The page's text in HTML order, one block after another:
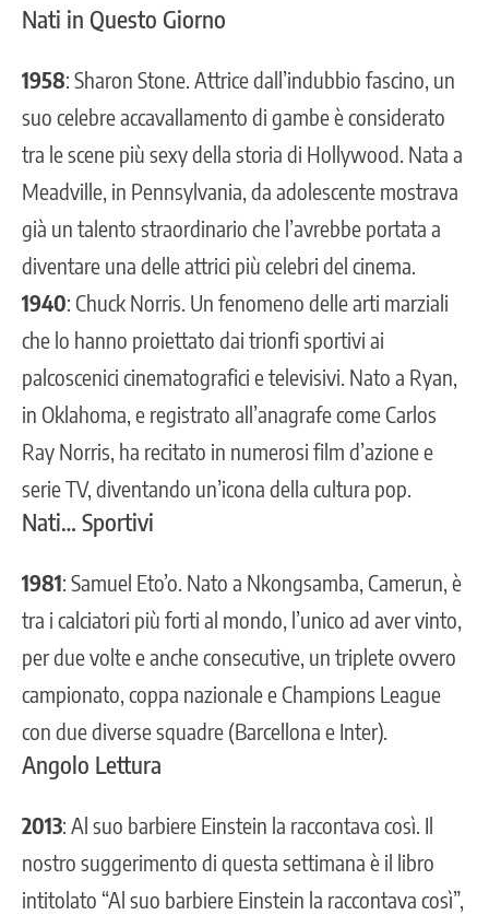
Nati in Questo Giorno
1958: Sharon Stone. Attrice dall’indubbio fascino, un
suo celebre accavallamento di gambe è considerato
tra le scene più sexy della storia di Hollywood. Nata a
Meadville, in Pennsylvania, da adolescente mostrava
già un talento straordinario che l’avrebbe portata a
diventare una delle attrici più celebri del cinema.
1940: Chuck Norris. Un fenomeno delle arti marziali
che lo hanno proiettato dai trionfi sportivi ai
palcoscenici cinematografici e televisivi. Nato a Ryan,
in Oklahoma, e registrato all’anagrafe come Carlos
Ray Norris, ha recitato in numerosi film d’azione e
serie TV, diventando un’icona della cultura pop.
Nati… Sportivi
1981: Samuel Eto’o. Nato a Nkongsamba, Camerun, è
tra i calciatori più forti al mondo, l’unico ad aver vinto,
per due volte e anche consecutive, un triplete ovvero
campionato, coppa nazionale e Champions League
con due diverse squadre (Barcellona e Inter).
Angolo Lettura
2013: Al suo barbiere Einstein la raccontava così. Il
nostro suggerimento di questa settimana è il libro
intitolato “Al suo barbiere Einstein la raccontava così”,